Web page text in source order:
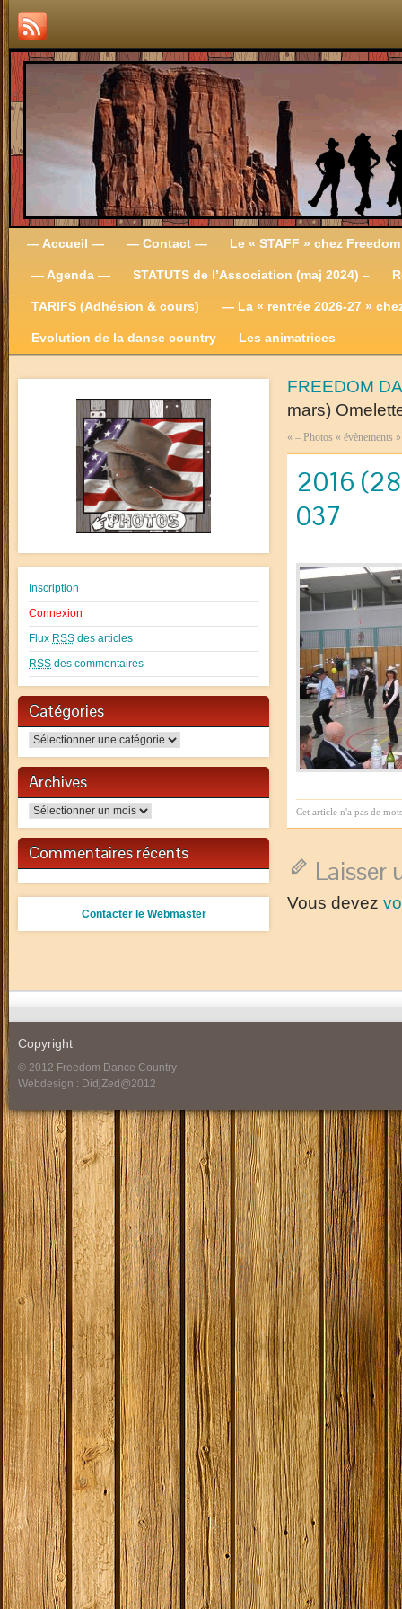
— Accueil — — Contact — Le « STAFF » chez Freedom
— Agenda — STATUTS de l’Association (maj 2024) –
TARIFS (Adhésion & cours) — La « rentrée 2026-27 »
Evolution de la danse country Les animatrices
Inscription
Connexion
Flux RSS des articles
RSS des commentaires
Catégories
Catégories
Archives
Archives
Commentaires récents
Contacter le Webmaster
FREEDOM
mars)
« – Photos « évènements
2016
037
Cet article n'a pas de
Laisser
Vous devez
Copyright
© 2012 Freedom Dance Country
Webdesign : DidjZed@2012